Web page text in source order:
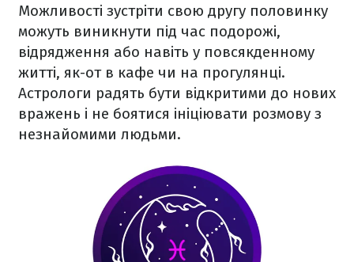
Можливості зустріти свою другу половинку
можуть виникнути під час подорожі,
відрядження або навіть у повсякденному
житті, як-от в кафе чи на прогулянці.
Астрологи радять бути відкритими до нових
вражень і не боятися ініціювати розмову з
незнайомими людьми.